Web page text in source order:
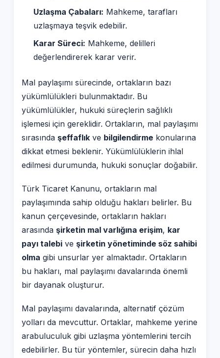
Uzlaşma Çabaları: Mahkeme, tarafları
uzlaşmaya teşvik edebilir.
Karar Süreci: Mahkeme, delilleri
değerlendirerek karar verir.
Mal paylaşımı sürecinde, ortakların bazı
yükümlülükleri bulunmaktadır. Bu
yükümlülükler, hukuki süreçlerin sağlıklı
işlemesi için gereklidir. Ortakların, mal paylaşımı
sırasında şeffaflık ve bilgilendirme konularına
dikkat etmesi beklenir. Yükümlülüklerin ihlal
edilmesi durumunda, hukuki sonuçlar doğabilir.
Türk Ticaret Kanunu, ortakların mal
paylaşımında sahip olduğu hakları belirler. Bu
kanun çerçevesinde, ortakların hakları
arasında şirketin mal varlığına erişim, kar
payı talebi ve şirketin yönetiminde söz sahibi
olma gibi unsurlar yer almaktadır. Ortakların
bu hakları, mal paylaşımı davalarında önemli
bir dayanak oluşturur.
Mal paylaşımı davalarında, alternatif çözüm
yolları da mevcuttur. Ortaklar, mahkeme yerine
arabuluculuk gibi uzlaşma yöntemlerini tercih
edebilirler. Bu tür yöntemler, sürecin daha hızlı